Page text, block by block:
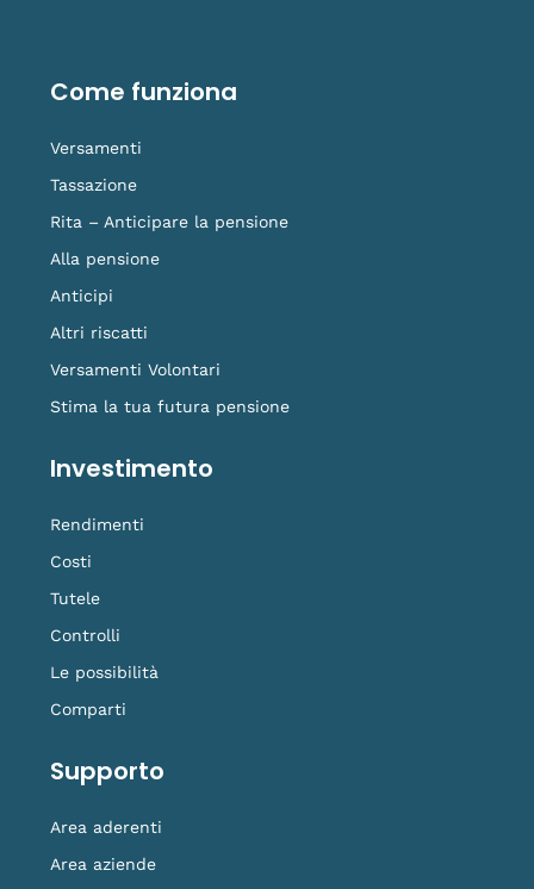
o
k
i
n
e
r
a
i
k
Come funziona
Versamenti
Tassazione
Rita – Anticipare la pensione
Alla pensione
Anticipi
Altri riscatti
Versamenti Volontari
Stima la tua futura pensione
Investimento
Rendimenti
Costi
Tutele
Controlli
Le possibilità
Comparti
Supporto
Area aderenti
Area aziende